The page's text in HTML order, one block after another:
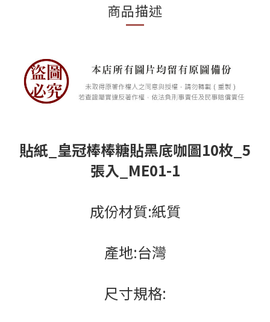
商品描述
貼紙_皇冠棒棒糖貼黑底咖圖10枚_5
張入_ME01-1
成份材質:紙質
產地:台灣
尺寸規格: